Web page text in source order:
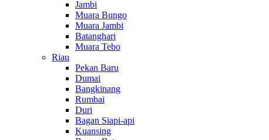
Jambi
Muara Bungo
Muara Jambi
Batanghari
Muara Tebo
Riau
Pekan Baru
Dumai
Bangkinang
Rumbai
Duri
Bagan Siapi-api
Kuansing